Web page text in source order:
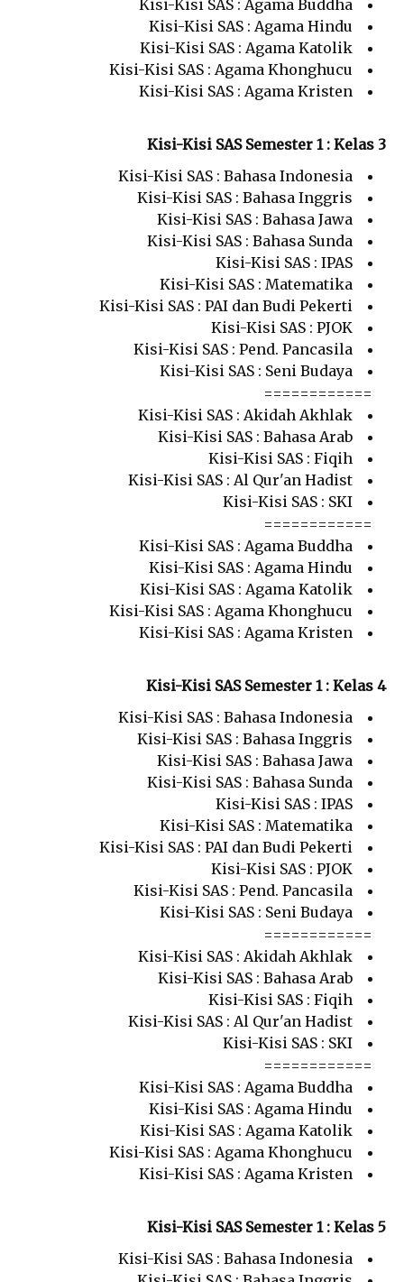
Kisi-Kisi SAS : Agama Buddha
Kisi-Kisi SAS : Agama Hindu
Kisi-Kisi SAS : Agama Katolik
Kisi-Kisi SAS : Agama Khonghucu
Kisi-Kisi SAS : Agama Kristen
Kisi-Kisi SAS Semester 1 : Kelas 3
Kisi-Kisi SAS : Bahasa Indonesia
Kisi-Kisi SAS : Bahasa Inggris
Kisi-Kisi SAS : Bahasa Jawa
Kisi-Kisi SAS : Bahasa Sunda
Kisi-Kisi SAS : IPAS
Kisi-Kisi SAS : Matematika
Kisi-Kisi SAS : PAI dan Budi Pekerti
Kisi-Kisi SAS : PJOK
Kisi-Kisi SAS : Pend. Pancasila
Kisi-Kisi SAS : Seni Budaya
============
Kisi-Kisi SAS : Akidah Akhlak
Kisi-Kisi SAS : Bahasa Arab
Kisi-Kisi SAS : Fiqih
Kisi-Kisi SAS : Al Qur'an Hadist
Kisi-Kisi SAS : SKI
============
Kisi-Kisi SAS : Agama Buddha
Kisi-Kisi SAS : Agama Hindu
Kisi-Kisi SAS : Agama Katolik
Kisi-Kisi SAS : Agama Khonghucu
Kisi-Kisi SAS : Agama Kristen
Kisi-Kisi SAS Semester 1 : Kelas 4
Kisi-Kisi SAS : Bahasa Indonesia
Kisi-Kisi SAS : Bahasa Inggris
Kisi-Kisi SAS : Bahasa Jawa
Kisi-Kisi SAS : Bahasa Sunda
Kisi-Kisi SAS : IPAS
Kisi-Kisi SAS : Matematika
Kisi-Kisi SAS : PAI dan Budi Pekerti
Kisi-Kisi SAS : PJOK
Kisi-Kisi SAS : Pend. Pancasila
Kisi-Kisi SAS : Seni Budaya
============
Kisi-Kisi SAS : Akidah Akhlak
Kisi-Kisi SAS : Bahasa Arab
Kisi-Kisi SAS : Fiqih
Kisi-Kisi SAS : Al Qur'an Hadist
Kisi-Kisi SAS : SKI
============
Kisi-Kisi SAS : Agama Buddha
Kisi-Kisi SAS : Agama Hindu
Kisi-Kisi SAS : Agama Katolik
Kisi-Kisi SAS : Agama Khonghucu
Kisi-Kisi SAS : Agama Kristen
Kisi-Kisi SAS Semester 1 : Kelas 5
Kisi-Kisi SAS : Bahasa Indonesia